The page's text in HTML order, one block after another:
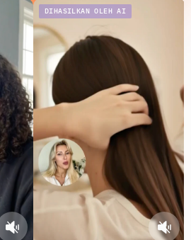
DIHASILKAN OLEH AI